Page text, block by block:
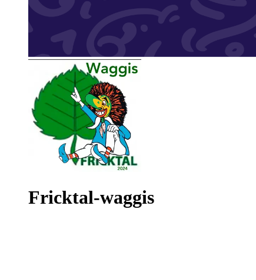
Fricktal-waggis